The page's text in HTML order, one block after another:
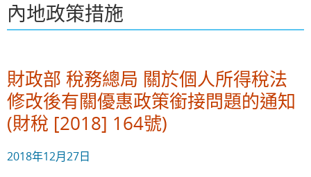
內地政策措施
財政部 稅務總局 關於個人所得稅法
修改後有關優惠政策銜接問題的通知
(財稅 [2018] 164號)
2018年12月27日